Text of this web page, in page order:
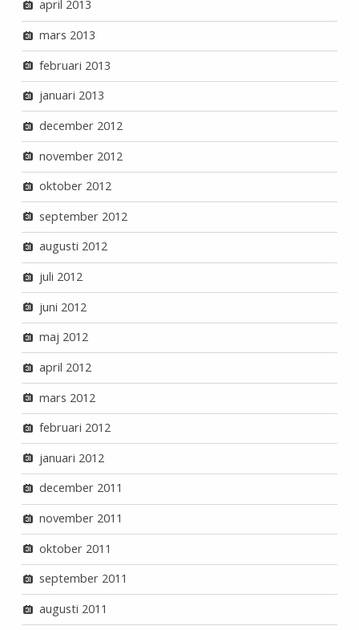
april 2013
mars 2013
februari 2013
januari 2013
december 2012
november 2012
oktober 2012
september 2012
augusti 2012
juli 2012
juni 2012
maj 2012
april 2012
mars 2012
februari 2012
januari 2012
december 2011
november 2011
oktober 2011
september 2011
augusti 2011